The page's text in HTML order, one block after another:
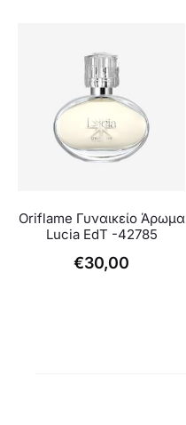
Oriflame Γυναικείο Άρωμα
Lucia EdT -42785
€30,00